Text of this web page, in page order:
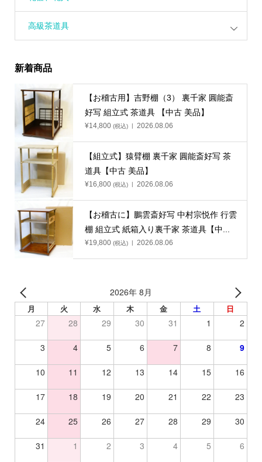
高級茶道具
新着商品
【お稽古用】吉野棚（3） 裏千家 圓能斎
好写 組立式 茶道具 【中古 美品】
¥14,800 (税込) 2026.08.06
【組立式】猿臂棚 裏千家 圓能斎好写 茶
道具【中古 美品】
¥16,800 (税込) 2026.08.06
【お稽古に】鵬雲斎好写 中村宗悦作 行雲
棚 組立式 紙箱入り裏千家 茶道具【中...
¥19,800 (税込) 2026.08.06
2026年 8月
月 火 水 木 金 土 日
27 28 29 30 31 1 2
3 4 5 6 7 8 9
10 11 12 13 14 15 16
17 18 19 20 21 22 23
24 25 26 27 28 29 30
31 1 2 3 4 5 6